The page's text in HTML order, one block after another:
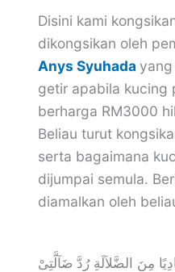
Disini kami
dikongsikan oleh
Anys Syuhada
getir apabila kucing
berharga RM3000
Beliau turut
serta bagaimana
dijumpai semula.
diamalkan oleh
مِنَ الضَّلاَلَةِ رُدَّ ضَآلَّتِىْ